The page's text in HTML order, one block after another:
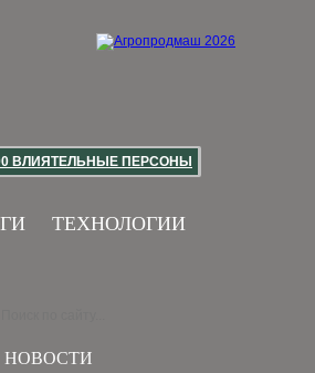
ВЛИЯТЕЛЬНЫЕ ПЕРСОНЫ
ТЕХНОЛОГИИ
НОВОСТИ